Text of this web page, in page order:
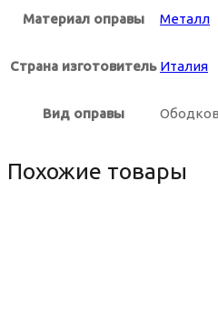
Материал оправы Металл
Страна изготовитель Италия
Вид оправы
Похожие товары